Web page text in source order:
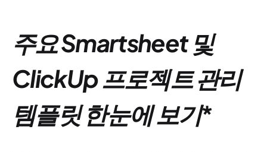
주요 Smartsheet 및
ClickUp 프로젝트 관리
템플릿 한눈에 보기*